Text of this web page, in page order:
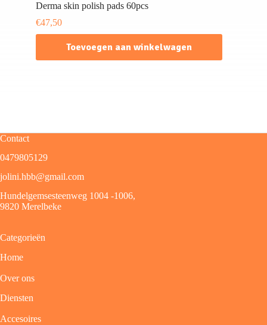
Derma skin polish pads 60pcs
€47,50
Toevoegen aan winkelwagen
Contact
0479805129
jolini.hbb@gmail.com
Hundelgemsesteenweg 1004 -1006,
9820 Merelbeke
Categorieën
Home
Over ons
Diensten
Accesoires